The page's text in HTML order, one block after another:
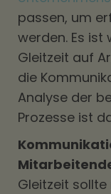
passen, um
werden. Es ist
Gleitzeit auf
die
Analyse der
Prozesse ist
Gleitzeit